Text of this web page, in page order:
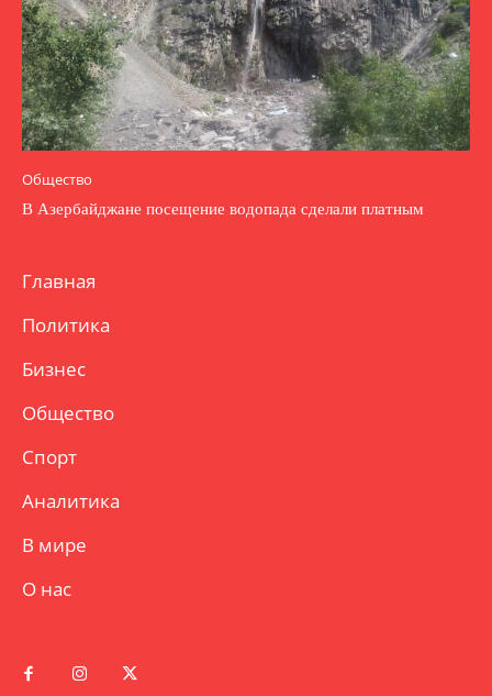
Общество
В Азербайджане посещение водопада сделали платным
Главная
Политика
Бизнес
Общество
Спорт
Аналитика
В мире
О нас